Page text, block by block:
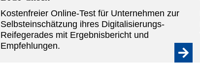
Kostenfreier Online-Test für Unternehmen zur
Selbsteinschätzung ihres Digitalisierungs-
Reifegerades mit Ergebnisbericht und
Empfehlungen.